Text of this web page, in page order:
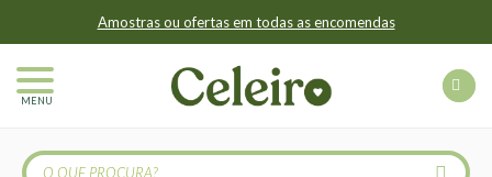
Amostras ou ofertas em todas as encomendas
MENU